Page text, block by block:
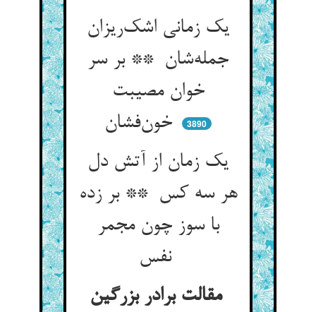
یک زمانی اشک‌ریزان
جمله‌شان ** بر سر
خوان مصیبت
3890
یک زمان از آتش دل
هر سه کس ** بر زده
با سوز چون مجمر
نفس
مقالت برادر بزرگین